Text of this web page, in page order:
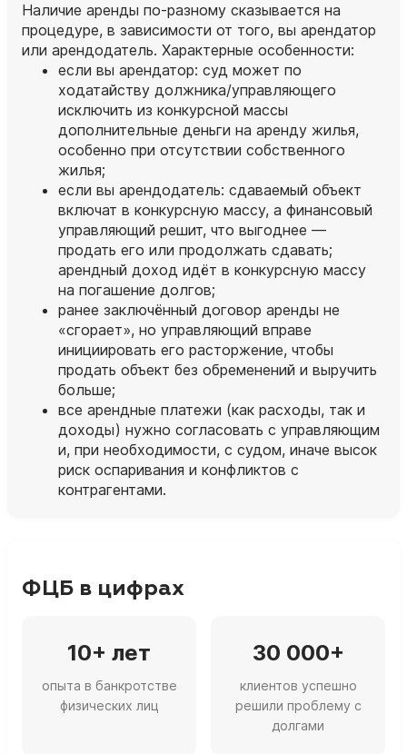
Наличие аренды по‑разному сказывается на
процедуре, в зависимости от того, вы арендатор
или арендодатель. Характерные особенности:
если вы арендатор: суд может по
ходатайству должника/управляющего
исключить из конкурсной массы
дополнительные деньги на аренду жилья,
особенно при отсутствии собственного
жилья;
если вы арендодатель: сдаваемый объект
включат в конкурсную массу, а финансовый
управляющий решит, что выгоднее —
продать его или продолжать сдавать;
арендный доход идёт в конкурсную массу
на погашение долгов;
ранее заключённый договор аренды не
«сгорает», но управляющий вправе
инициировать его расторжение, чтобы
продать объект без обременений и выручить
больше;
все арендные платежи (как расходы, так и
доходы) нужно согласовать с управляющим
и, при необходимости, с судом, иначе высок
риск оспаривания и конфликтов с
контрагентами.
ФЦБ в цифрах
10+ лет
опыта в банкротстве
физических лиц
30 000+
клиентов успешно
решили проблему с
долгами